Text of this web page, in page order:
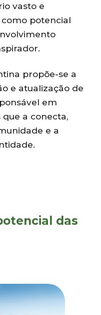
vasto e
potencial
propõe-se a
e atualização de
em
a conecta,
e a
das